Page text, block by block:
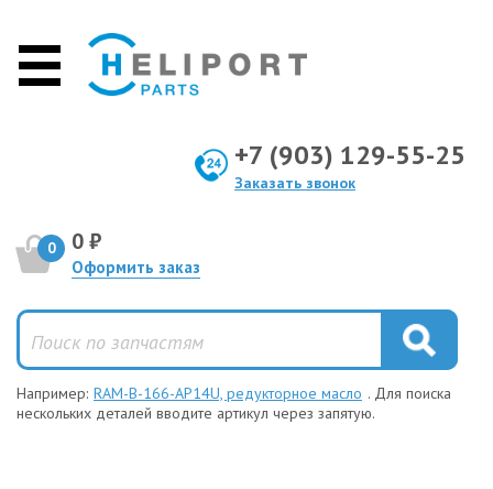
+7 (903) 129-55-25
Заказать звонок
0 0 ₽
Оформить заказ
Например: RAM-B-166-AP14U, редукторное масло . Для поиска
нескольких деталей вводите артикул через запятую.